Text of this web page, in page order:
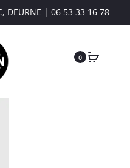
DEURNE | 06 53 33 16 78
0